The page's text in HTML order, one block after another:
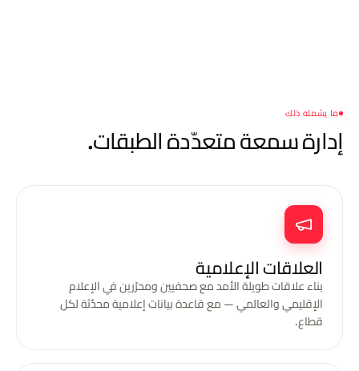
ما يشمله ذلك
إدارة سمعةمتعدّدة الطبقات.
العلاقات الإعلامية
بناء علاقات طويلة الأمد مع صحفيين ومحرّرين في الإعلام
الإقليمي والعالمي — مع قاعدة بيانات إعلامية محدَّثة لكل
قطاع.